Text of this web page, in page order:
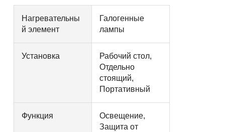
Нагревательны
й элемент
Галогенные
лампы
Установка
Рабочий стол,
Отдельно
стоящий,
Портативный
Функция
Освещение,
Защита от